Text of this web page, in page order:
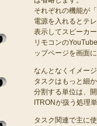
それぞれの機能が
電源を入れるとテ
表示してスピーカ
リモコンの
ップページを画面
なんとなくイメー
タスクはもっと細
分割する単位は、
ITRONが扱う処理
タスク関連で主に